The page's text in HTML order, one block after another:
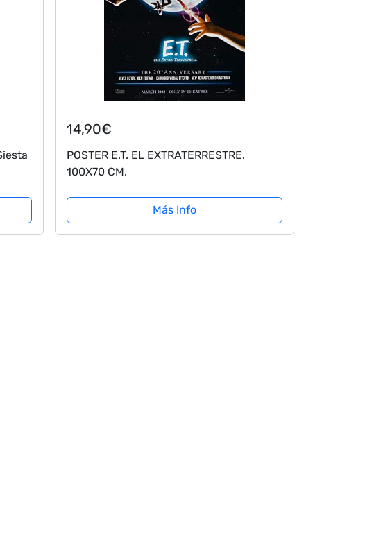
14,90€
POSTER E.T. EL EXTRATERRESTRE.
100X70 CM.
Más Info